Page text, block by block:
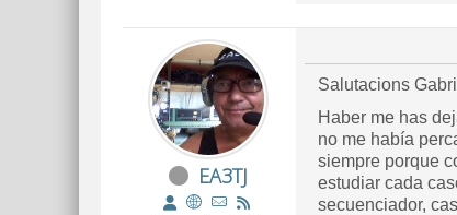
EA3TJ
Salutacions
Haber me has
no me había
siempre porque
estudiar cada
secuenciador,